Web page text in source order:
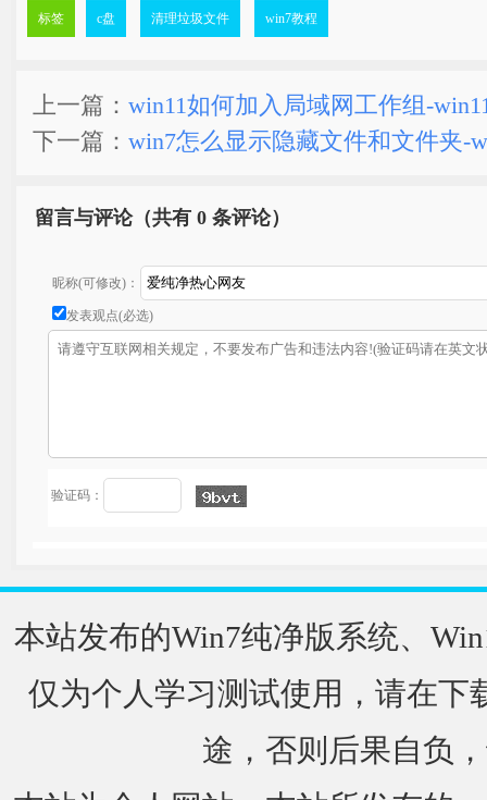
标签 c盘 清理垃圾文件 win7教程
上一篇： win11如何加入局域网工作组-
下一篇： win7怎么显示隐藏文件和文件夹-
留言与评论（共有 0 条评论）
昵称(可修改)：
发表观点(必选)
验证码：
本站发布的Win7纯净版系统、
仅为个人学习测试使用，请在下
途，否则后果自负